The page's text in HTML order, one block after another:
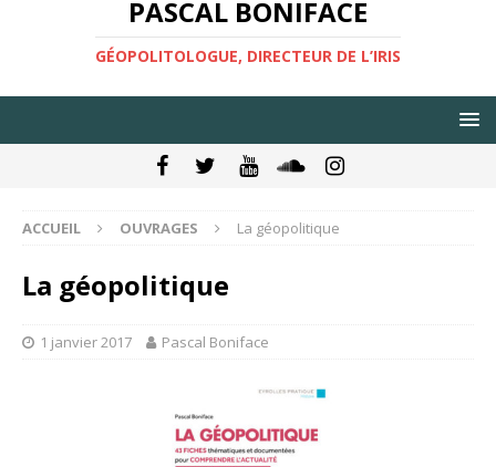
PASCAL BONIFACE
GÉOPOLITOLOGUE, DIRECTEUR DE L’IRIS
ACCUEIL OUVRAGES La géopolitique
La géopolitique
1 janvier 2017 Pascal Boniface